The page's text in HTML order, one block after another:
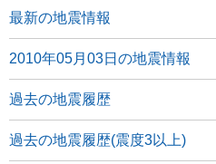
最新の地震情報
2010年05月03日の地震情報
過去の地震履歴
過去の地震履歴(震度3以上)